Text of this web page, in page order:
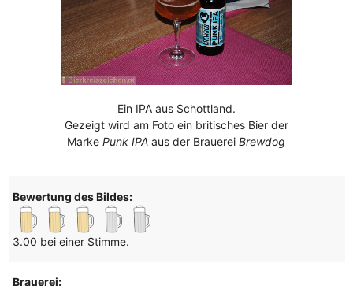
Ein IPA aus Schottland.
Gezeigt wird am Foto ein britisches Bier der
MarkePunk IPA aus der BrauereiBrewdog
Bewertung des Bildes:
3.00 bei einer Stimme.
Brauerei: